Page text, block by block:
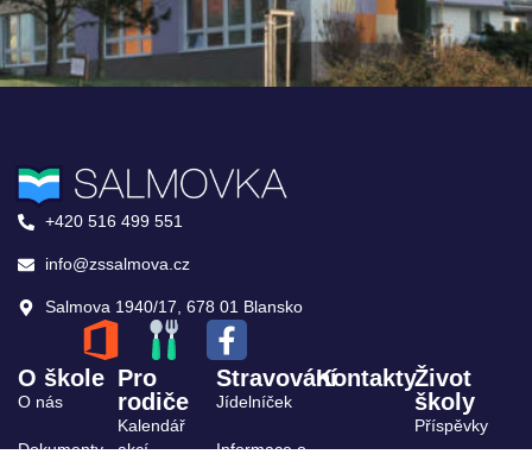
+420 516 499 551
info@zssalmova.cz
Salmova 1940/17, 678 01 Blansko
O škole
O nás
Dokumenty
Pro
rodiče
Kalendář
akcí
Stravování
Jídelníček
Informace o
KontaktyŽivot
školy
Příspěvky